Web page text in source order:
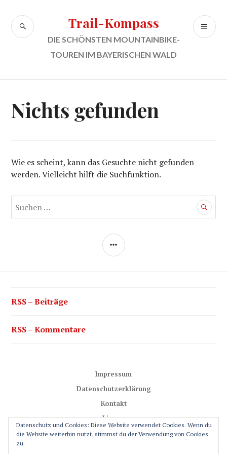
Inhalt
springen
Trail-Kompass
DIE SCHÖNSTEN MOUNTAINBIKE-
TOUREN IM BAYERISCHEN WALD
SUCHE
Nichts gefunden
Wie es scheint, kann das Gesuchte nicht gefunden
werden. Vielleicht hilft die Suchfunktion.
nach:
SEITENLEISTE
RSS – Beiträge
RSS – Kommentare
Impressum
Datenschutzerklärung
Kontakt
Lizenz
Trail-Rules
Datenschutz und Cookies: Diese Website verwendet Cookies. Wenn du
die Website weiterhin nutzt, stimmst du der Verwendung von Cookies
zu.